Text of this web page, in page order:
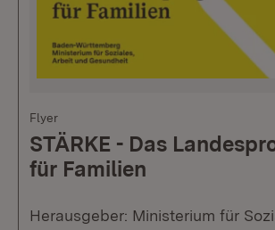
Flyer
STÄRKE - Das
für Familien
Herausgeber: Ministerium für